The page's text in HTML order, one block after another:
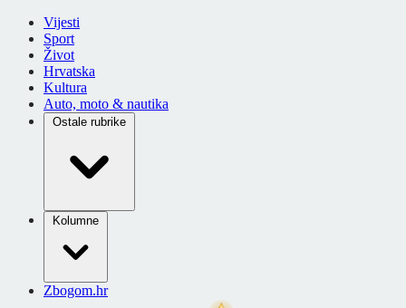
Vijesti
Sport
Život
Hrvatska
Kultura
Auto, moto & nautika
Ostale rubrike
Kolumne
Zbogom.hr